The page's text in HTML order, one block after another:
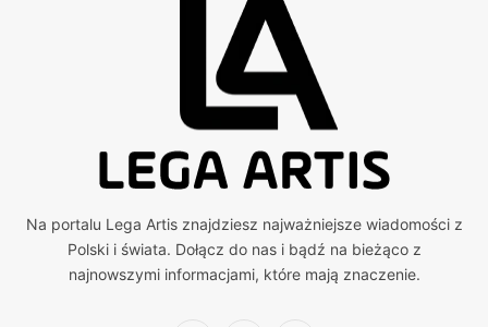
Na portalu Lega Artis znajdziesz najważniejsze wiadomości z
Polski i świata. Dołącz do nas i bądź na bieżąco z
najnowszymi informacjami, które mają znaczenie.